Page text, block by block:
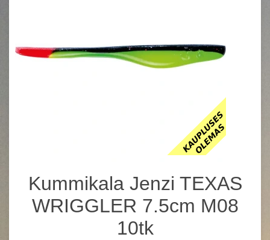
Kummikala Jenzi TEXAS
WRIGGLER 7.5cm M08
10tk